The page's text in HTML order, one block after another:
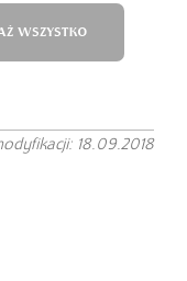
WSZYSTKO
18.09.2018